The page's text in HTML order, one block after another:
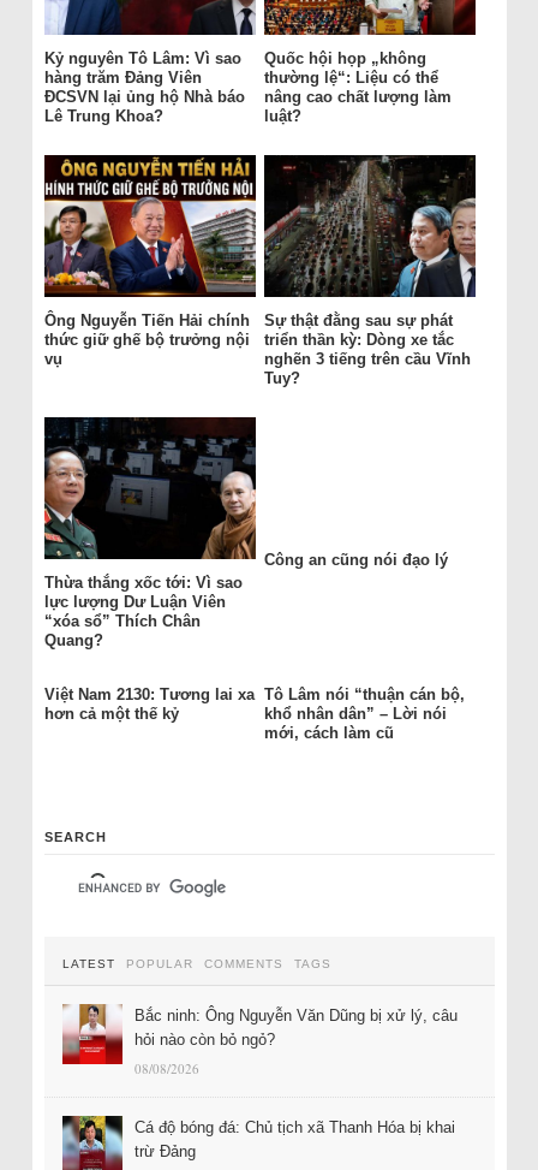
Kỷ nguyên Tô Lâm: Vì sao
hàng trăm Đảng Viên
ĐCSVN lại ủng hộ Nhà báo
Lê Trung Khoa?
Quốc hội họp „không
thường lệ“: Liệu có thể
nâng cao chất lượng làm
luật?
Ông Nguyễn Tiến Hải chính
thức giữ ghế bộ trưởng nội
vụ
Sự thật đằng sau sự phát
triển thần kỳ: Dòng xe tắc
nghẽn 3 tiếng trên cầu Vĩnh
Tuy?
Thừa thắng xốc tới: Vì sao
lực lượng Dư Luận Viên
“xóa sổ” Thích Chân
Quang?
Công an cũng nói đạo lý
Việt Nam 2130: Tương lai xa
hơn cả một thế kỷ
Tô Lâm nói “thuận cán bộ,
khổ nhân dân” – Lời nói
mới, cách làm cũ
SEARCH
LATEST POPULAR COMMENTS TAGS
Bắc ninh: Ông Nguyễn Văn Dũng bị xử lý, câu
hỏi nào còn bỏ ngỏ?
08/08/2026
Cá độ bóng đá: Chủ tịch xã Thanh Hóa bị khai
trừ Đảng